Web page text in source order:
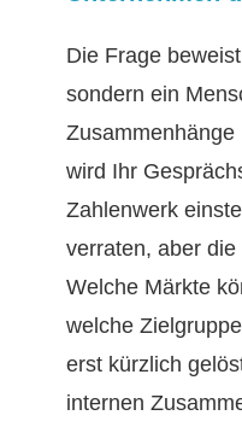
Die Frage
sondern ein
wird Ihr
Zahlenwerk
verraten, aber
Welche Märkte
welche
erst kürzlich
internen